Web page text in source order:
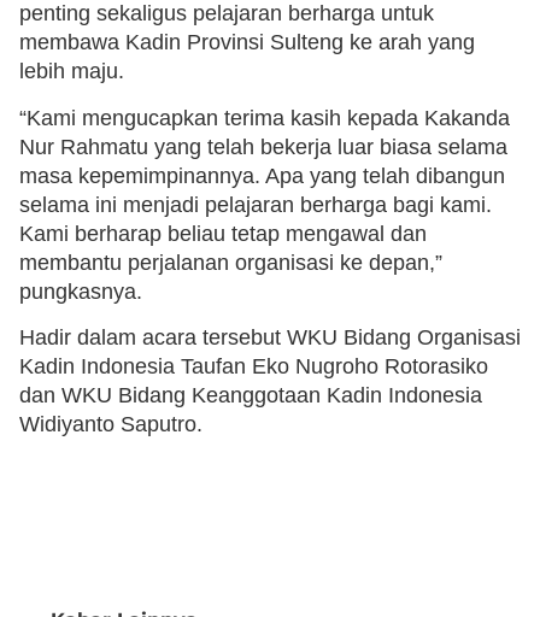
penting sekaligus pelajaran berharga untuk
membawa Kadin Provinsi Sulteng ke arah yang
lebih maju.
“Kami mengucapkan terima kasih kepada Kakanda
Nur Rahmatu yang telah bekerja luar biasa selama
masa kepemimpinannya. Apa yang telah dibangun
selama ini menjadi pelajaran berharga bagi kami.
Kami berharap beliau tetap mengawal dan
membantu perjalanan organisasi ke depan,”
pungkasnya.
Hadir dalam acara tersebut WKU Bidang Organisasi
Kadin Indonesia Taufan Eko Nugroho Rotorasiko
dan WKU Bidang Keanggotaan Kadin Indonesia
Widiyanto Saputro.